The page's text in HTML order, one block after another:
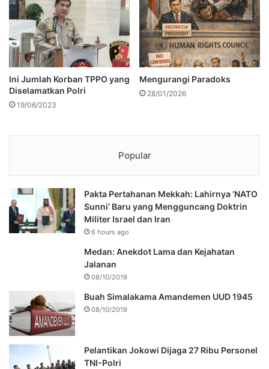
Ini Jumlah Korban TPPO yang
Diselamatkan Polri
19/06/2023
Mengurangi Paradoks
28/01/2026
Popular
Pakta Pertahanan Mekkah: Lahirnya ‘NATO
Sunni’ Baru yang Mengguncang Doktrin
Militer Israel dan Iran
6 hours ago
Medan: Anekdot Lama dan Kejahatan
Jalanan
08/10/2019
Buah Simalakama Amandemen UUD 1945
08/10/2019
Pelantikan Jokowi Dijaga 27 Ribu Personel
TNI-Polri